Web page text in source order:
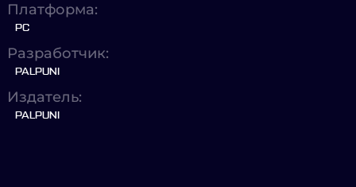
Платформа:
PC
Разработчик:
PALPUNI
Издатель:
PALPUNI